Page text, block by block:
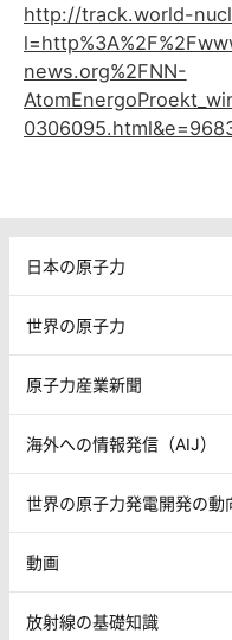
http://track.world-
news.org%2FNN-
日本の原子力
世界の原子力
原子力産業新聞
海外への情報発信（AIJ）
世界の原子力発電開発の動
動画
放射線の基礎知識